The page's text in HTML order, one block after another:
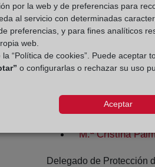
Los días 24 y 31 de
(958) 20 66 61
Datos del Registrador:
Francisco
M.ª Cristina
Delegado de Protección
por la web y de preferencias para
al servicio con determinadas
preferencias, y para fines analíticos
web.
“Política de cookies”. Puede aceptar
o configurarlas o rechazar su uso
Aceptar